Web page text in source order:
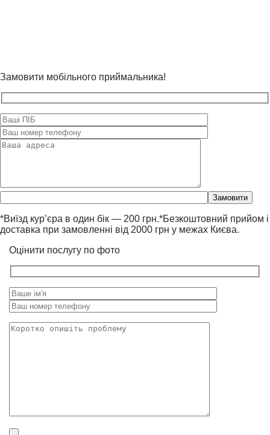
Замовити мобільного приймальника!
leave
this
field
*Виїзд кур’єра в один бік — 200 грн.*Безкоштовний прийом і
доставка при замовленні від 2000 грн у межах Києва.
Оцінити послугу по фото